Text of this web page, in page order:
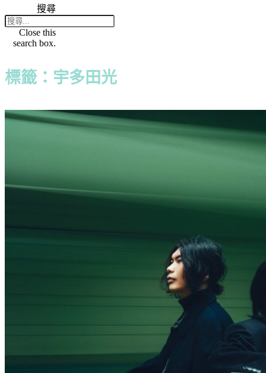
搜尋
Close this
search box.
標籤：宇多田光